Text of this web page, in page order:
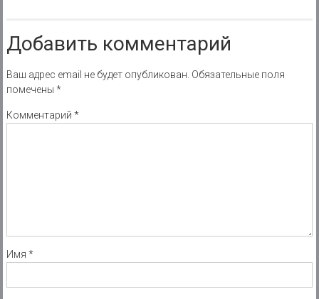
Добавить комментарий
Ваш адрес email не будет опубликован. Обязательные поля
помечены *
Комментарий *
Имя *